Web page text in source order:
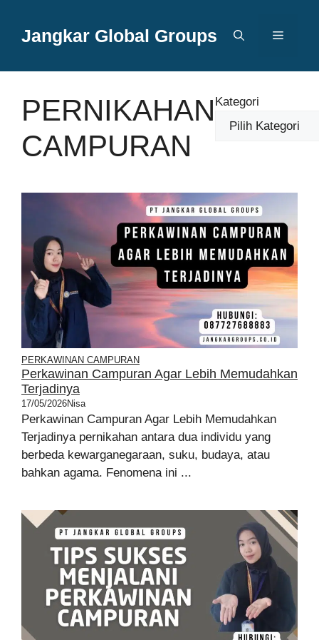
Jangkar Global Groups Menu
PERNIKAHAN
CAMPURAN
Kategori
PERKAWINAN CAMPURAN
Perkawinan Campuran Agar Lebih Memudahkan
Terjadinya
17/05/2026Nisa
Perkawinan Campuran Agar Lebih Memudahkan
Terjadinya pernikahan antara dua individu yang
berbeda kewarganegaraan, suku, budaya, atau
bahkan agama. Fenomena ini ...